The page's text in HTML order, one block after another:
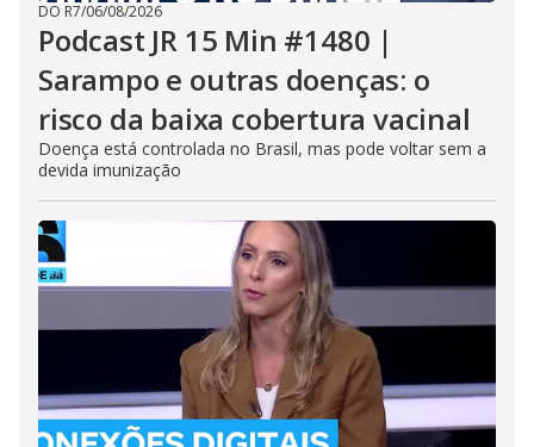
DO R7/06/08/2026
Podcast JR 15 Min #1480 |
Sarampo e outras doenças: o
risco da baixa cobertura vacinal
Doença está controlada no Brasil, mas pode voltar sem a
devida imunização